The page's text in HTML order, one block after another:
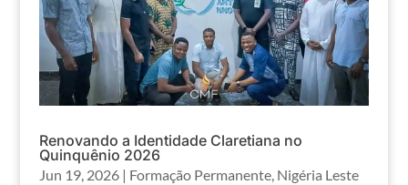
Renovando a Identidade Claretiana no
Quinquênio 2026
Jun 19, 2026| Formação Permanente, Nigéria Leste